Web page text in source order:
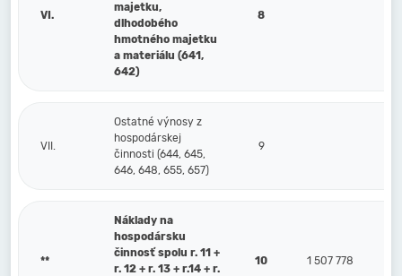
VI.
majetku,
dlhodobého
hmotného majetku
a materiálu (641,
642)
8
VII.
Ostatné výnosy z
hospodárskej
činnosti (644, 645,
646, 648, 655, 657)
9
**
Náklady na
hospodársku
činnosť spolu r. 11 +
r. 12 + r. 13 + r.14 + r.
10 1 507 778